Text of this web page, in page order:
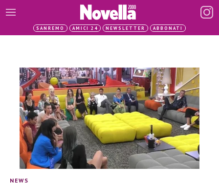
SANREMO AMICI 24 NEWSLETTER ABBONATI
NEWS